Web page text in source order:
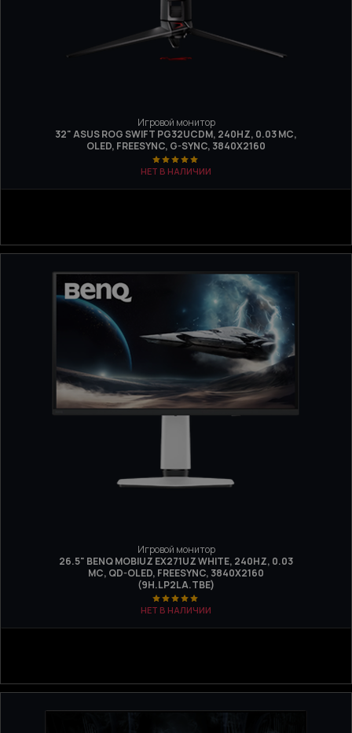
Игровой монитор
32" ASUS ROG SWIFT PG32UCDM, 240HZ, 0.03 МС,
OLED, FREESYNC, G-SYNC, 3840X2160
НЕТ В НАЛИЧИИ
Игровой монитор
26.5" BENQ MOBIUZ EX271UZ WHITE, 240HZ, 0.03
МС, QD-OLED, FREESYNC, 3840Х2160
(9H.LP2LA.TBE)
НЕТ В НАЛИЧИИ